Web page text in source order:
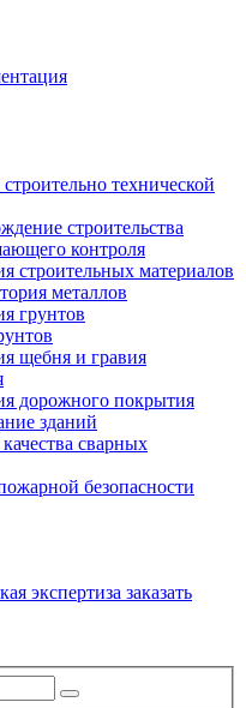
технической
строительства
контроля
строительных материалов
металлов
грунтов
щебня и гравия
дорожного покрытия
зданий
сварных
безопасности
экспертиза заказать